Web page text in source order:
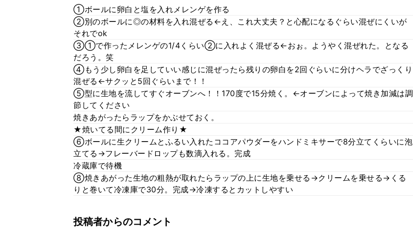
①ボールに卵白と塩を入れメレンゲを作る
②別のボールに◎の材料を入れ混ぜる←え、これ大丈夫？と心配になるぐらい混ぜにくいが
それでok
③①で作ったメレンゲの1/4くらい②に入れよく混ぜる←おぉ。ようやく混ぜれた。となる
だろう。笑
④もう少し卵白を足していい感じに混ぜったら残りの卵白を2回ぐらいに分けヘラでざっくり
混ぜる←サクッと5回ぐらいまで！！
⑤型に生地を流してすぐオーブンへ！！170度で15分焼く。←オーブンによって焼き加減は調
節してください
焼きあがったらラップをかぶせておく。
★焼いてる間にクリーム作り★
⑥ボールに生クリームとふるい入れたココアパウダーをハンドミキサーで8分立てくらいに泡
立てる→フレーバードロップも数滴入れる。完成
冷蔵庫で待機
⑧焼きあがった生地の粗熱が取れたらラップの上に生地を乗せる→クリームを乗せる→くる
りと巻いて冷凍庫で30分。完成→冷凍するとカットしやすい
投稿者からのコメント